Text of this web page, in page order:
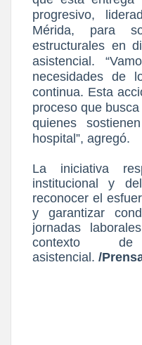
progresivo,
Mérida, para
estructurales en
asistencial.
necesidades de
continua. Esta
proceso que
quienes
hospital”, agregó.
La iniciativa
institucional y
reconocer el
y garantizar
jornadas
contexto
asistencial. /